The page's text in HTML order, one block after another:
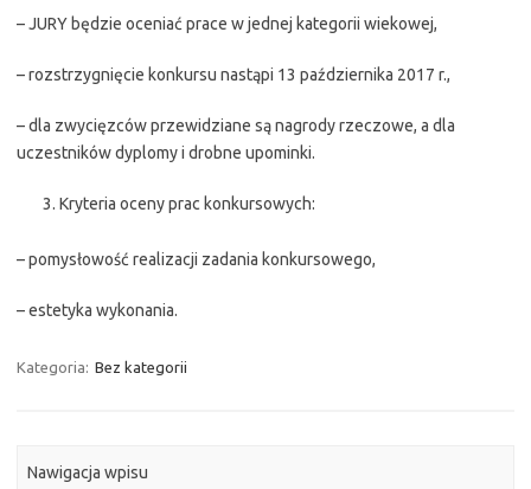
– JURY będzie oceniać prace w jednej kategorii wiekowej,
– rozstrzygnięcie konkursu nastąpi 13 października 2017 r.,
– dla zwycięzców przewidziane są nagrody rzeczowe, a dla
uczestników dyplomy i drobne upominki.
Kryteria oceny prac konkursowych:
– pomysłowość realizacji zadania konkursowego,
– estetyka wykonania.
Kategoria: Bez kategorii
Nawigacja wpisu